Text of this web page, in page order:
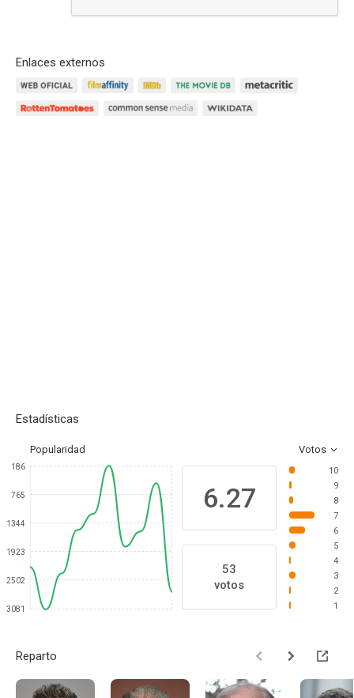
Enlaces externos
Estadísticas
Popularidad Votos
186
765
1344
1923
2502
3081
6.27
53
votos
10
9
8
7
6
5
4
3
2
1
Reparto